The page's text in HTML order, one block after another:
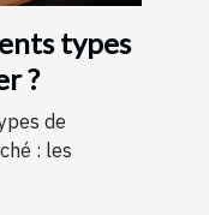
types
?
de
: les